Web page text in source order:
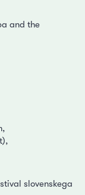
and the
slovenskega